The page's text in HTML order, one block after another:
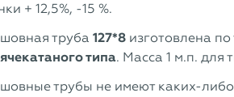
+ 12,5%, -15 %.
труба 127*8 изготовлена
типа. Масса 1 м.п. для
трубы не имеют каких-